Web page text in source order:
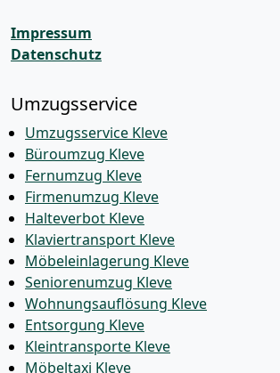
Impressum
Datenschutz
Umzugsservice
Umzugsservice Kleve
Büroumzug Kleve
Fernumzug Kleve
Firmenumzug Kleve
Halteverbot Kleve
Klaviertransport Kleve
Möbeleinlagerung Kleve
Seniorenumzug Kleve
Wohnungsauflösung Kleve
Entsorgung Kleve
Kleintransporte Kleve
Möbeltaxi Kleve